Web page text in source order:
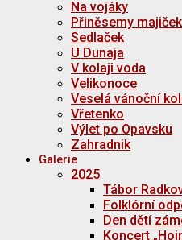
Na vojáky
Přiněsemy majiček
Sedlaček
U Dunaja
V kolaji voda
Velikonoce
Veselá vánoční
Vřetenko
Výlet po Opavsku
Zahradnik
Galerie
2025
Tábor
Folklórní
Den dětí
Koncert